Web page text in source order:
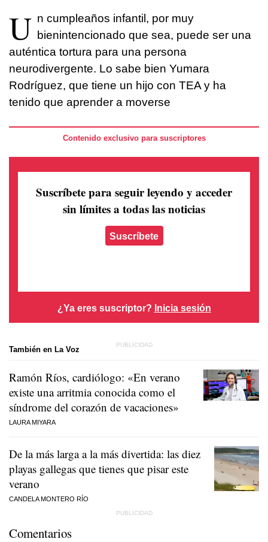
U n cumpleaños infantil, por muy
bienintencionado que sea, puede ser una
auténtica tortura para una persona
neurodivergente. Lo sabe bien Yumara
Rodríguez, que tiene un hijo con TEA y ha
tenido que aprender a moverse
Contenido exclusivo para suscriptores
Suscríbete para seguir leyendo y acceder
sin límites a todas las noticias
Suscríbete
¿Ya eres suscriptor? Inicia sesión
También en La Voz
Ramón Ríos, cardiólogo: «En verano
existe una arritmia conocida como el
síndrome del corazón de vacaciones»
LAURA MIYARA
De la más larga a la más divertida: las diez
playas gallegas que tienes que pisar este
verano
CANDELA MONTERO RÍO
Comentarios